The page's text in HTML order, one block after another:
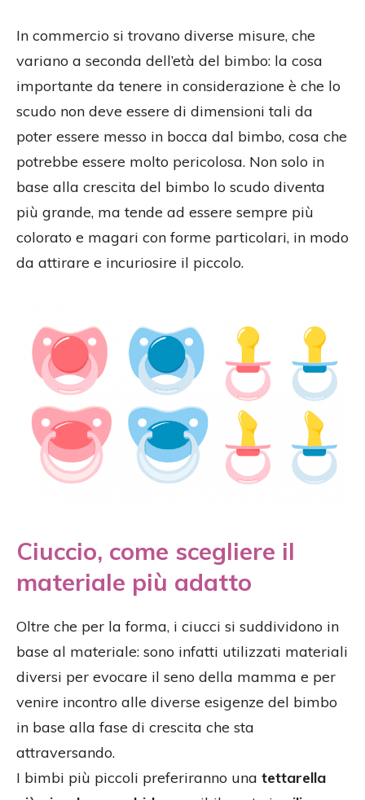
In commercio si trovano diverse misure, che
variano a seconda dell’età del bimbo: la cosa
importante da tenere in considerazione è che lo
scudo non deve essere di dimensioni tali da
poter essere messo in bocca dal bimbo, cosa che
potrebbe essere molto pericolosa. Non solo in
base alla crescita del bimbo lo scudo diventa
più grande, ma tende ad essere sempre più
colorato e magari con forme particolari, in modo
da attirare e incuriosire il piccolo.
Ciuccio, come scegliere il
materiale più adatto
Oltre che per la forma, i ciucci si suddividono in
base al materiale: sono infatti utilizzati materiali
diversi per evocare il seno della mamma e per
venire incontro alle diverse esigenze del bimbo
in base alla fase di crescita che sta
attraversando.
I bimbi più piccoli preferiranno una tettarella